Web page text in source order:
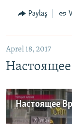
Paylaş
Aprel 18, 2017
Настоящее